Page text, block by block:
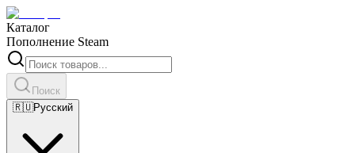
Каталог
Пополнение Steam
Поиск
🇷🇺Русский